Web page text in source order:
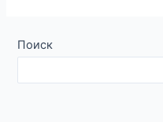
Поиск